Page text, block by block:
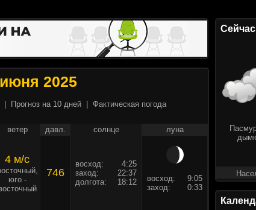
2025
Прогноз на 10 дней Фактическая погода
ветер давл. солнце луна
4 м/c
юго -
746
восход:
4:25
заход:
22:37
долгота:
18:12 восход:
9:05
заход:
0:33
Сейчас